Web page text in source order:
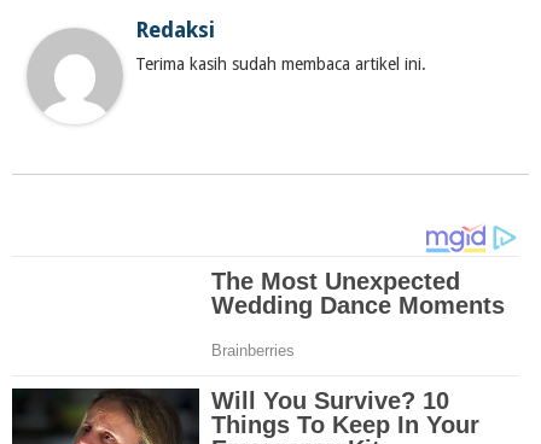
Redaksi
Terima kasih sudah membaca artikel ini.